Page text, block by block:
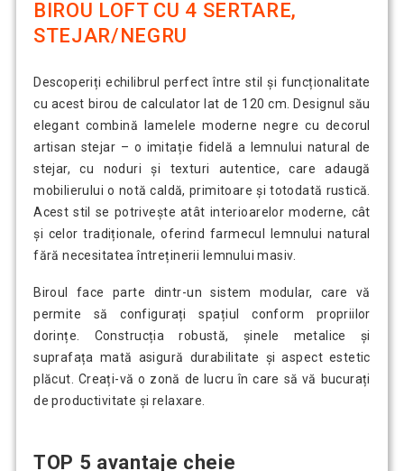
BIROU LOFT CU 4 SERTARE,
STEJAR/NEGRU
Descoperiți echilibrul perfect între stil și funcționalitate
cu acest birou de calculator lat de 120 cm. Designul său
elegant combină lamelele moderne negre cu decorul
artisan stejar – o imitație fidelă a lemnului natural de
stejar, cu noduri și texturi autentice, care adaugă
mobilierului o notă caldă, primitoare și totodată rustică.
Acest stil se potrivește atât interioarelor moderne, cât
și celor tradiționale, oferind farmecul lemnului natural
fără necesitatea întreținerii lemnului masiv.
Biroul face parte dintr-un sistem modular, care vă
permite să configurați spațiul conform propriilor
dorințe. Construcția robustă, șinele metalice și
suprafața mată asigură durabilitate și aspect estetic
plăcut. Creați-vă o zonă de lucru în care să vă bucurați
de productivitate și relaxare.
TOP 5 avantaje cheie